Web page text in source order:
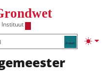
Instituut
Zoeken